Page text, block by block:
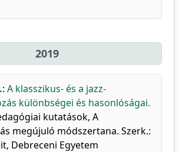
2019
: A klasszikus- és a jazz-
különbségei és hasonlóságai.
kutatások, A
megújuló módszertana. Szerk.:
Debreceni Egyetem